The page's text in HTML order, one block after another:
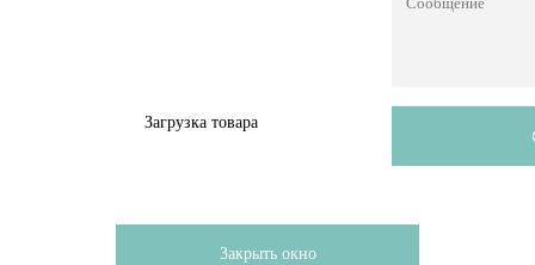
Загрузка товара
Закрыть окно